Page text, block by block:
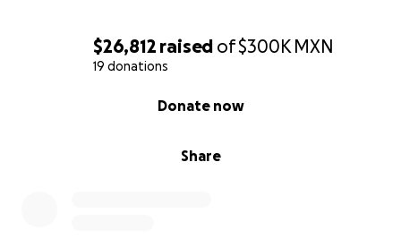
$26,812 raised of$300K MXN
19 donations
Share
Donate now
esta campaña con personas que valoran a quienes
dieron su vida por la educación de México.
Gracias por ser parte de esta cadena de apoyo.